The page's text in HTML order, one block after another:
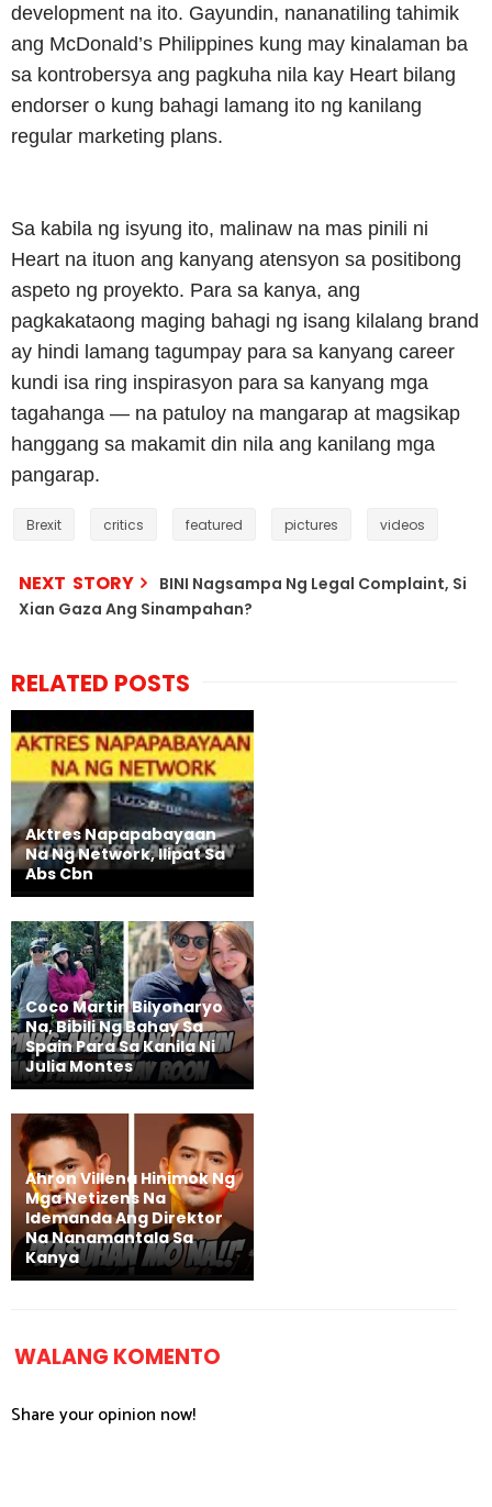
development na ito. Gayundin, nananatiling tahimik
ang McDonald’s Philippines kung may kinalaman ba
sa kontrobersya ang pagkuha nila kay Heart bilang
endorser o kung bahagi lamang ito ng kanilang
regular marketing plans.
Sa kabila ng isyung ito, malinaw na mas pinili ni
Heart na ituon ang kanyang atensyon sa positibong
aspeto ng proyekto. Para sa kanya, ang
pagkakataong maging bahagi ng isang kilalang brand
ay hindi lamang tagumpay para sa kanyang career
kundi isa ring inspirasyon para sa kanyang mga
tagahanga — na patuloy na mangarap at magsikap
hanggang sa makamit din nila ang kanilang mga
pangarap.
Brexit critics featured pictures videos
NEXT STORY
BINI Nagsampa Ng Legal Complaint, Si
Xian Gaza Ang Sinampahan?
RELATED POSTS
Aktres Napapabayaan
Na Ng Network, Ilipat Sa
Abs Cbn
Coco Martin Bilyonaryo
Na, Bibili Ng Bahay Sa
Spain Para Sa Kanila Ni
Julia Montes
Ahron Villena Hinimok Ng
Mga Netizens Na
Idemanda Ang Direktor
Na Nanamantala Sa
Kanya
WALANG KOMENTO
Share your opinion now!